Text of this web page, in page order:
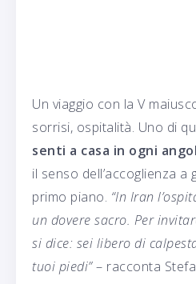
Un viaggio con la V
sorrisi, ospitalità. Uno di
senti a casa in ogni
il senso dell’accoglienza
primo piano. “In Iran
un dovere sacro. Per
si dice: sei libero di
tuoi piedi”– racconta